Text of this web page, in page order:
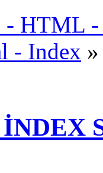
- HTML
- Index »